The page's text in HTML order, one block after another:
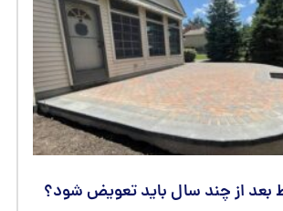
بعد از چند سال باید تعویض شود؟